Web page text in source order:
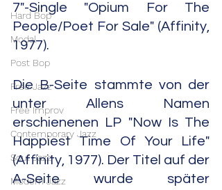
Hard Bop
Modal
Post Bop
Free Jazz
Free Improv
Contemporary Jazz
Soul Jazz
Modern Jazz
7"-Single "Opium For The
People/Poet For Sale" (Affinity,
1977).
Die B-Seite stammte von der
unter Allens Namen
erschienenen LP "Now Is The
Happiest Time Of Your Life"
(Affinity, 1977). Der Titel auf der
A-Seite wurde später